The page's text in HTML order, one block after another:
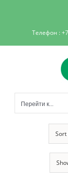
content
Телефон :
Перейти к...
Sort